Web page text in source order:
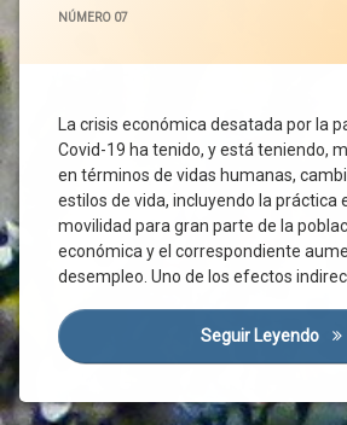
CATEGORÍAS:
NÚMERO 07
La crisis económica desatada por la
Covid-19 ha tenido, y está teniendo,
en términos de vidas humanas,
estilos de vida, incluyendo la práctica
movilidad para gran parte de la
económica y el correspondiente
desempleo. Uno de los efectos
Seguir Leyendo
General
De
Confinamiento
Covid-
19
Crisis
Económica
CSIF
Distanciamiento
Social
Efecto
Mateo
Encuesta